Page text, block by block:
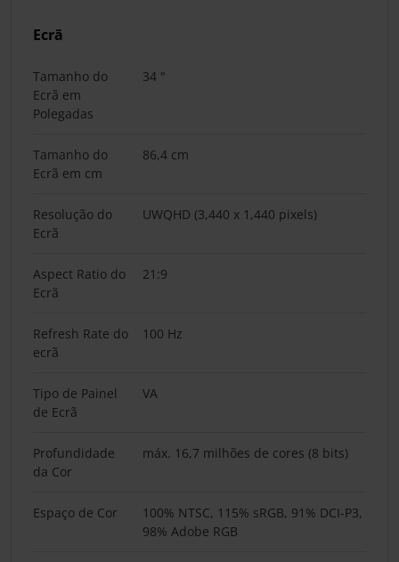
Ecrã
Tamanho do
Ecrã em
Polegadas
34 "
Tamanho do
Ecrã em cm
86,4 cm
Resolução do
Ecrã
UWQHD (3,440 x 1,440 pixels)
Aspect Ratio do
Ecrã
21:9
Refresh Rate do
ecrã
100 Hz
Tipo de Painel
de Ecrã
VA
Profundidade
da Cor
máx. 16,7 milhões de cores (8 bits)
Espaço de Cor
100% NTSC, 115% sRGB, 91% DCI-P3,
98% Adobe RGB